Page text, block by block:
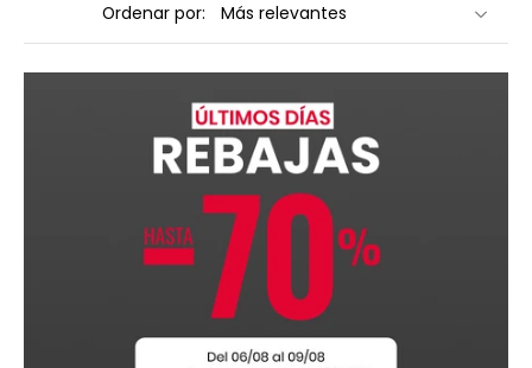
Ordenar por: